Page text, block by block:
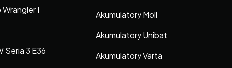
I
Seria 3 E36
Akumulatory Moll
Akumulatory Unibat
Akumulatory Varta